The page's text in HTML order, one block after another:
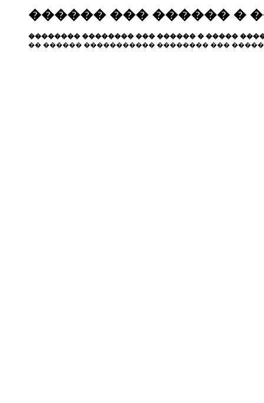
������ ��� ������ �
�������� �������� ��� ������ � �����
�� ������ ����������� �������� ���